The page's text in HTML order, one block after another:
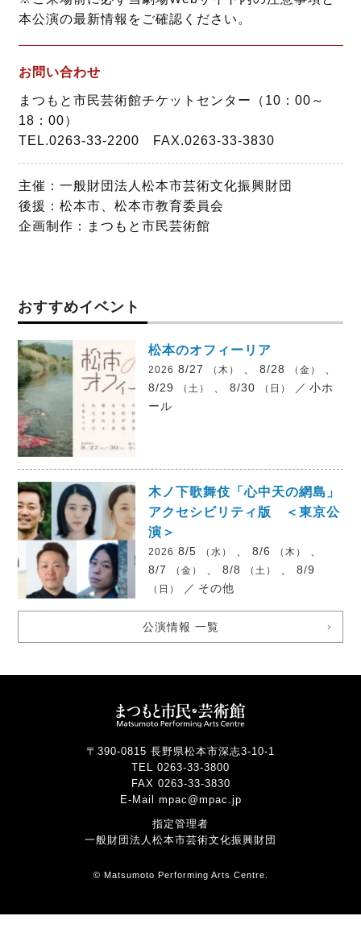
本公演の最新情報をご確認ください。
お問い合わせ
まつもと市民芸術館チケットセンター（10：00～
18：00）
TEL.0263-33-2200 FAX.0263-33-3830
主催：一般財団法人松本市芸術文化振興財団
後援：松本市、松本市教育委員会
企画制作：まつもと市民芸術館
おすすめイベント
松本のオフィーリア
2026 8/27 （木） 、 8/28 （金）
8/29
（土） 、 8/30 （日） ／ 小ホ
ール
木ノ下歌舞伎「心中天の網島」
アクセシビリティ版 ＜東京公
演＞
2026 8/5 （水） 、 8/6 （木）
8/7
（金） 、 8/8 （土） 、 8/9
（日） ／ その他
公演情報 一覧
〒390-0815 長野県松本市深志3-10-1
TEL 0263-33-3800
FAX 0263-33-3830
E-Mail mpac@mpac.jp
指定管理者
一般財団法人松本市芸術文化振興財団
© Matsumoto Performing Arts Centre.